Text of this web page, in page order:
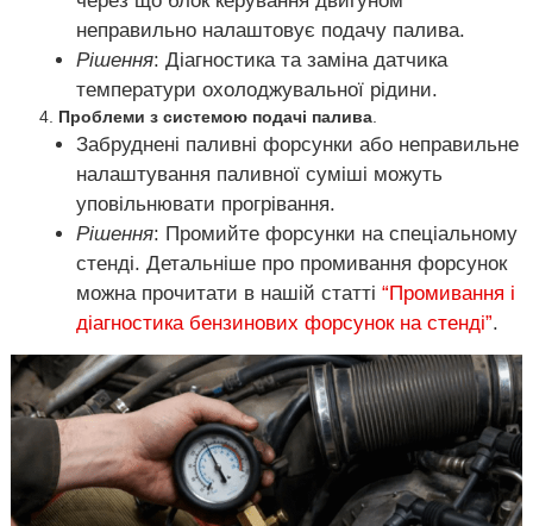
неправильно налаштовує подачу палива.
Рішення: Діагностика та заміна датчика
температури охолоджувальної рідини.
Проблеми з системою подачі палива.
Забруднені паливні форсунки або неправильне
налаштування паливної суміші можуть
уповільнювати прогрівання.
Рішення: Промийте форсунки на спеціальному
стенді. Детальніше про промивання форсунок
можна прочитати в нашій статті “Промивання і
діагностика бензинових форсунок на стенді”.